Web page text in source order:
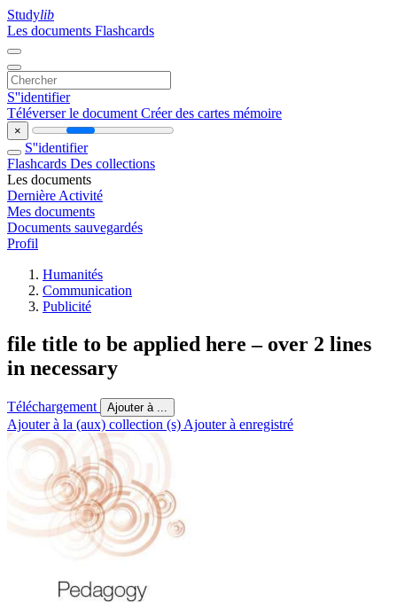
Studylib
Les documents Flashcards
S''identifier
Téléverser le document Créer des cartes mémoire
×
S''identifier
Flashcards Des collections
Les documents
Dernière Activité
Mes documents
Documents sauvegardés
Profil
Humanités
Communication
Publicité
file title to be applied here – over 2 lines
in necessary
Téléchargement Ajouter à ...
Ajouter à la (aux) collection (s) Ajouter à enregistré